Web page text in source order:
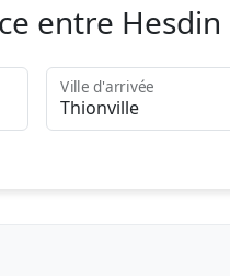
entre
Ville d'arrivée